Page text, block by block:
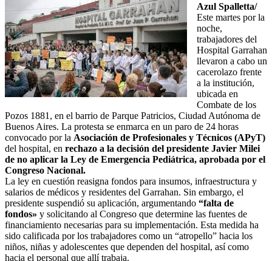
Azul Spalletta/
Este martes por la
noche,
trabajadores del
Hospital Garrahan
llevaron a cabo un
cacerolazo frente
a la institución,
ubicada en
Combate de los
Pozos 1881, en el barrio de Parque Patricios, Ciudad Autónoma de
Buenos Aires. La protesta se enmarca en un paro de 24 horas
convocado por la Asociación de Profesionales y Técnicos (APyT)
del hospital, en rechazo a la decisión del presidente Javier Milei
de no aplicar la Ley de Emergencia Pediátrica, aprobada por el
Congreso Nacional.
La ley en cuestión reasigna fondos para insumos, infraestructura y
salarios de médicos y residentes del Garrahan. Sin embargo, el
presidente suspendió su aplicación, argumentando “falta de
fondos» y solicitando al Congreso que determine las fuentes de
financiamiento necesarias para su implementación. Esta medida ha
sido calificada por los trabajadores como un “atropello” hacia los
niños, niñas y adolescentes que dependen del hospital, así como
hacia el personal que allí trabaja.